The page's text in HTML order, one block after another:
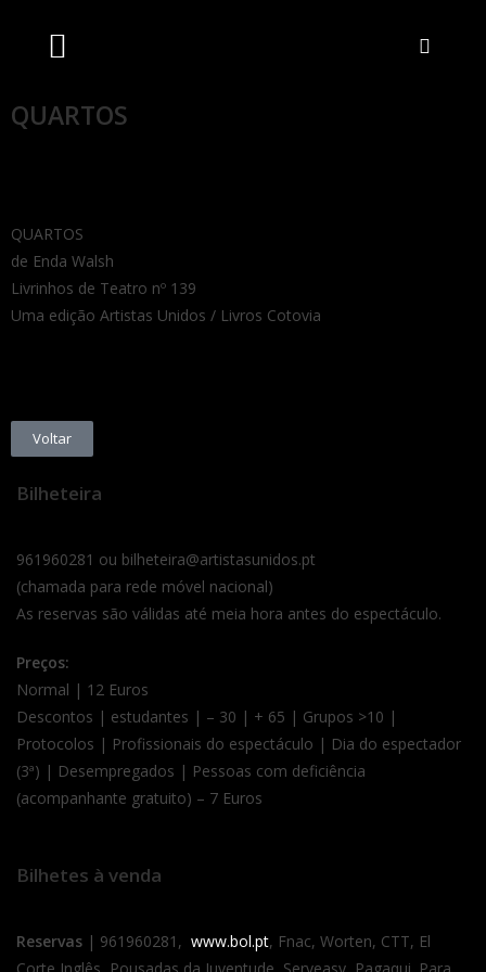
QUARTOS
QUARTOS
de Enda Walsh
Livrinhos de Teatro nº 139
Uma edição Artistas Unidos / Livros Cotovia
Voltar
Bilheteira
961960281 ou bilheteira@artistasunidos.pt
(chamada para rede móvel nacional)
As reservas são válidas até meia hora antes do espectáculo.
Preços:
Normal | 12 Euros
Descontos | estudantes | – 30 | + 65 | Grupos >10 |
Protocolos | Profissionais do espectáculo | Dia do espectador
(3ª) | Desempregados | Pessoas com deficiência
(acompanhante gratuito) – 7 Euros
Bilhetes à venda
Reservas | 961960281, www.bol.pt, Fnac, Worten, CTT, El